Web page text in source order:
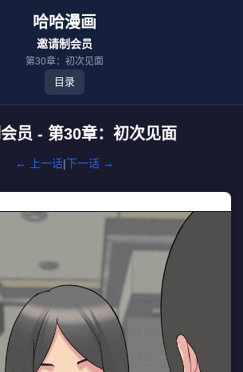
哈哈漫画
邀请制会员
第30章：初次见面
目录
员 - 第30章：初次见面
← 上一话|下一话 →